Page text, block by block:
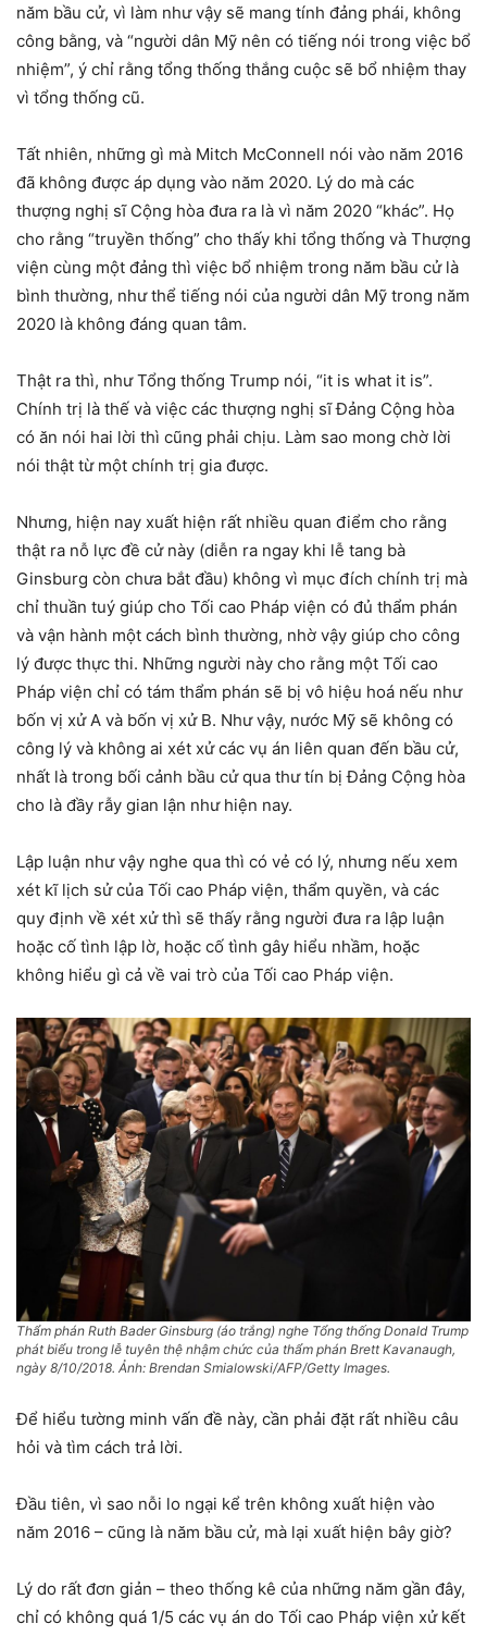
năm bầu cử, vì làm như vậy sẽ mang tính đảng phái, không
công bằng, và “người dân Mỹ nên có tiếng nói trong việc bổ
nhiệm”, ý chỉ rằng tổng thống thắng cuộc sẽ bổ nhiệm thay
vì tổng thống cũ.
Tất nhiên, những gì mà Mitch McConnell nói vào năm 2016
đã không được áp dụng vào năm 2020. Lý do mà các
thượng nghị sĩ Cộng hòa đưa ra là vì năm 2020 “khác”. Họ
cho rằng “truyền thống” cho thấy khi tổng thống và Thượng
viện cùng một đảng thì việc bổ nhiệm trong năm bầu cử là
bình thường, như thể tiếng nói của người dân Mỹ trong năm
2020 là không đáng quan tâm.
Thật ra thì, như Tổng thống Trump nói, “it is what it is”.
Chính trị là thế và việc các thượng nghị sĩ Đảng Cộng hòa
có ăn nói hai lời thì cũng phải chịu. Làm sao mong chờ lời
nói thật từ một chính trị gia được.
Nhưng, hiện nay xuất hiện rất nhiều quan điểm cho rằng
thật ra nỗ lực đề cử này (diễn ra ngay khi lễ tang bà
Ginsburg còn chưa bắt đầu) không vì mục đích chính trị mà
chỉ thuần tuý giúp cho Tối cao Pháp viện có đủ thẩm phán
và vận hành một cách bình thường, nhờ vậy giúp cho công
lý được thực thi. Những người này cho rằng một Tối cao
Pháp viện chỉ có tám thẩm phán sẽ bị vô hiệu hoá nếu như
bốn vị xử A và bốn vị xử B. Như vậy, nước Mỹ sẽ không có
công lý và không ai xét xử các vụ án liên quan đến bầu cử,
nhất là trong bối cảnh bầu cử qua thư tín bị Đảng Cộng hòa
cho là đầy rẫy gian lận như hiện nay.
Lập luận như vậy nghe qua thì có vẻ có lý, nhưng nếu xem
xét kĩ lịch sử của Tối cao Pháp viện, thẩm quyền, và các
quy định về xét xử thì sẽ thấy rằng người đưa ra lập luận
hoặc cố tình lập lờ, hoặc cố tình gây hiểu nhầm, hoặc
không hiểu gì cả về vai trò của Tối cao Pháp viện.
Thẩm phán Ruth Bader Ginsburg (áo trắng) nghe Tổng thống Donald Trump
phát biểu trong lễ tuyên thệ nhậm chức của thẩm phán Brett Kavanaugh,
ngày 8/10/2018. Ảnh: Brendan Smialowski/AFP/Getty Images.
Để hiểu tường minh vấn đề này, cần phải đặt rất nhiều câu
hỏi và tìm cách trả lời.
Đầu tiên, vì sao nỗi lo ngại kể trên không xuất hiện vào
năm 2016 – cũng là năm bầu cử, mà lại xuất hiện bây giờ?
Lý do rất đơn giản – theo thống kê của những năm gần đây,
chỉ có không quá 1/5 các vụ án do Tối cao Pháp viện xử kết